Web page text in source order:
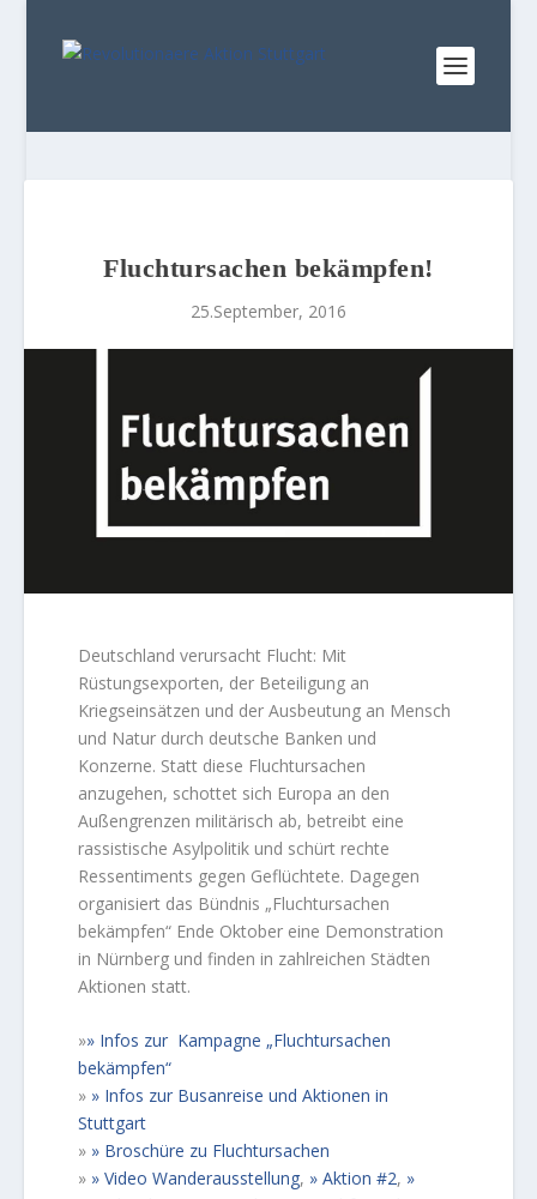
Fluchtursachen bekämpfen!
25.September, 2016
Deutschland verursacht Flucht: Mit
Rüstungsexporten, der Beteiligung an
Kriegseinsätzen und der Ausbeutung an Mensch
und Natur durch deutsche Banken und
Konzerne. Statt diese Fluchtursachen
anzugehen, schottet sich Europa an den
Außengrenzen militärisch ab, betreibt eine
rassistische Asylpolitik und schürt rechte
Ressentiments gegen Geflüchtete. Dagegen
organisiert das Bündnis „Fluchtursachen
bekämpfen“ Ende Oktober eine Demonstration
in Nürnberg und finden in zahlreichen Städten
Aktionen statt.
»
Infos zur Kampagne „Fluchtursachen
bekämpfen“
»
Infos zur Busanreise und Aktionen in
Stuttgart
»
Broschüre zu Fluchtursachen
»
Video Wanderausstellung, Aktion #2,